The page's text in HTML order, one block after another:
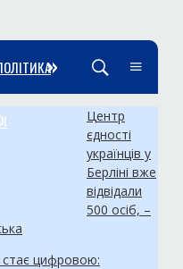
»
Центр
єдності
українців у
Берліні вже
відвідали
500 осіб, –
стає цифровою: